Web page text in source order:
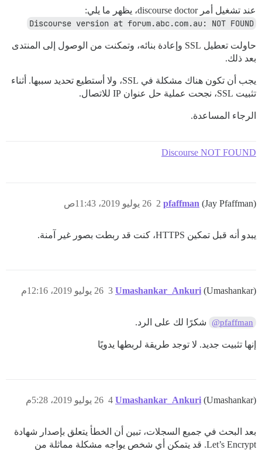
عند تشغيل أمر discourse doctor، يظهر ما يلي:
Discourse version at forum.abc.com.au: NOT FOUND
حاولت تعطيل SSL وإعادة بنائه، وتمكنت من الوصول إلى المنتدى
بعد ذلك.
يجب أن تكون هناك مشكلة في SSL، ولا أستطيع تحديد سببها. أثناء
تثبيت SSL، نجحت عملية حل عنوان IP للاتصال.
الرجاء المساعدة.
Discourse NOT FOUND
pfaffman (Jay Pfaffman) 26 يوليو 2019، 11:43ص 2
يبدو أنه قبل تمكين HTTPS، كنت قد ربطت بصور غير آمنة.
Umashankar_Ankuri (Umashankar) 26 يوليو 2019، 12:16م 3
@pfaffman شكرًا لك على الرد.
إنها تثبيت جديد. لا توجد طريقة لربطها يدويًا
Umashankar_Ankuri (Umashankar) 26 يوليو 2019، 5:28م 4
بعد البحث في جميع السجلات، تبين أن الخطأ يتعلق بإصدار شهادة
Let’s Encrypt. قد يتمكن أي شخص يواجه مشكلة مماثلة من